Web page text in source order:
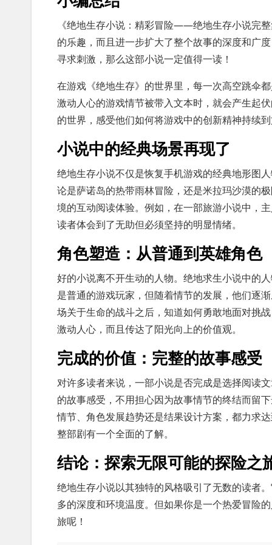
《绝地生存小说：精彩冒险——绝地生存小说完
的乐趣，而且进一步扩大了整个故事的深度和广
寻求刺激，那么这部小说一定值得一读！
在游戏《绝地生存》的世界里，每一次高空跳伞
激动人心的游戏情节被带入文本时，就会产生起
的世界，感受他们如何将游戏中的创新精神持续
小说中的经典场景再现了
绝地生存小说不仅是恢复手机游戏的经典地形图
论是萨诺岛的热带雨林冒险，还是米拉玛沙漠的
境的互动阅读体验。例如，在一部旅游小说中，
读者体会到了无助但必须坚持的明显情绪。
角色塑造：从普通到英雄角色
好的小说离不开生动的人物。绝地求生小说中的
是普通的游戏玩家，但随着情节的发展，他们逐
场关于生命的战斗之后，知道如何勇敢地面对挑
激动人心，而且传达了阳光向上的价值观。
完成的价值：完整的故事感受
对许多读者来说，一部小说是否完成是选择阅读
的故事感受，不用担心因为故事情节的终结而留
情节、角色发展趋势还是结果设计方案，都力求
整部剧有一个全面的了解。
结论：探索无限可能的探险之
绝地生存小说以其独特的风格吸引了无数的读者
多的深度和环境温度。但如果你是一个热爱冒险
旅呢！